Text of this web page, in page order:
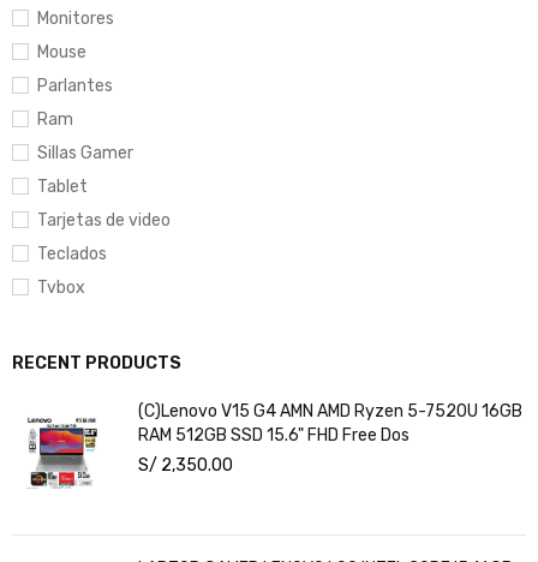
Monitores
Mouse
Parlantes
Ram
Sillas Gamer
Tablet
Tarjetas de video
Teclados
Tvbox
RECENT PRODUCTS
(C)Lenovo V15 G4 AMN AMD Ryzen 5-7520U 16GB
RAM 512GB SSD 15.6" FHD Free Dos
S/ 2,350.00